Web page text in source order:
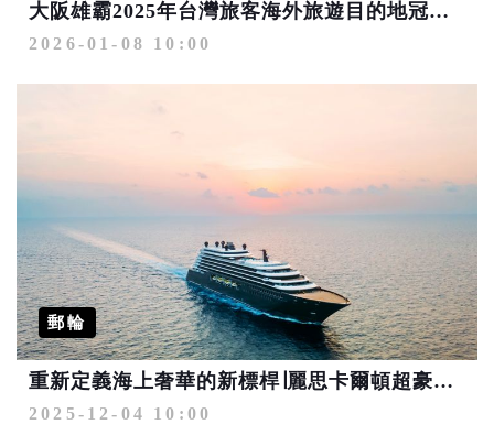
大阪雄霸2025年台灣旅客海外旅遊目的地冠軍 日本二三線城市馬年繼續夯
2026-01-08 10:00
郵輪
重新定義海上奢華的新標桿∣麗思卡爾頓超豪華遊艇 2026日本首航
2025-12-04 10:00